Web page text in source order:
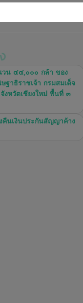
วน ๔๔,๐๐๐ กล้า ของ
ฐาธิราชเจ้า กรมสมเด็จ
งหวัดเชียงใหม่ พื้นที่ ๓
คืนเงินประกันสัญญาค้าง